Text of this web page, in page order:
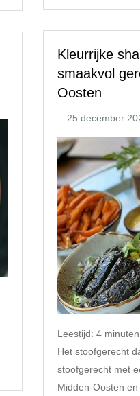
Kleurrijke
smaakvol
Oosten
Leestijd: 4 minuten
Het stoofgerecht
stoofgerecht met
Midden-Oosten